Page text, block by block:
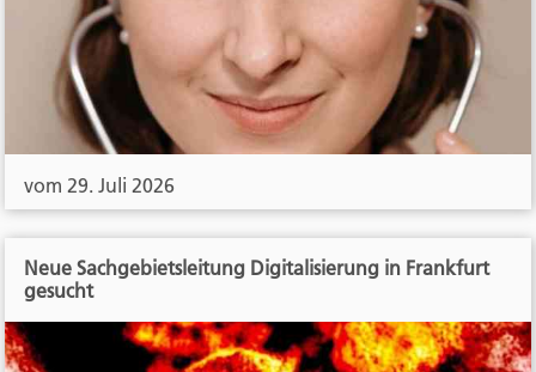
vom 29. Juli 2026
Neue Sachgebietsleitung Digitalisierung in Frankfurt
gesucht